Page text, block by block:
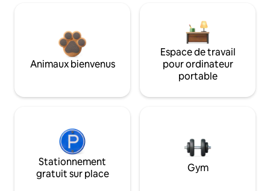
Animaux bienvenus
Espace de travail
pour ordinateur
portable
Stationnement
gratuit sur place
Gym